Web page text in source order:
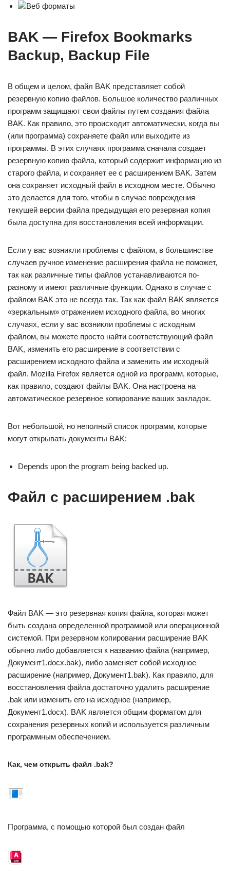
Веб форматы
BAK — Firefox Bookmarks
Backup, Backup File
В общем и целом, файл BAK представляет собой
резервную копию файлов. Большое количество различных
программ защищают свои файлы путем создания файла
BAK. Как правило, это происходит автоматически, когда вы
(или программа) сохраняете файл или выходите из
программы. В этих случаях программа сначала создает
резервную копию файла, который содержит информацию из
старого файла, и сохраняет ее с расширением BAK. Затем
она сохраняет исходный файл в исходном месте. Обычно
это делается для того, чтобы в случае повреждения
текущей версии файла предыдущая его резервная копия
была доступна для восстановления всей информации.
Если у вас возникли проблемы с файлом, в большинстве
случаев ручное изменение расширения файла не поможет,
так как различные типы файлов устанавливаются по-
разному и имеют различные функции. Однако в случае с
файлом BAK это не всегда так. Так как файл BAK является
«зеркальным» отражением исходного файла, во многих
случаях, если у вас возникли проблемы с исходным
файлом, вы можете просто найти соответствующий файл
BAK, изменить его расширение в соответствии с
расширением исходного файла и заменить им исходный
файл. Mozilla Firefox является одной из программ, которые,
как правило, создают файлы BAK. Она настроена на
автоматическое резервное копирование ваших закладок.
Вот небольшой, но неполный список программ, которые
могут открывать документы BAK:
Depends upon the program being backed up.
Файл с расширением .bak
Файл BAK — это резервная копия файла, которая может
быть создана определенной программой или операционной
системой. При резервном копировании расширение BAK
обычно либо добавляется к названию файла (например,
Документ1.docx.bak), либо заменяет собой исходное
расширение (например, Документ1.bak). Как правило, для
восстановления файла достаточно удалить расширение
.bak или изменить его на исходное (например,
Документ1.docx). BAK является общим форматом для
сохранения резервных копий и используется различным
программным обеспечением.
Как, чем открыть файл .bak?
Программа, с помощью которой был создан файл